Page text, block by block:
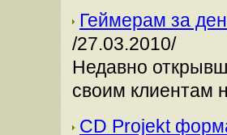
Геймерам за
/27.03.2010/
Недавно
своим клиентам
CD Projekt